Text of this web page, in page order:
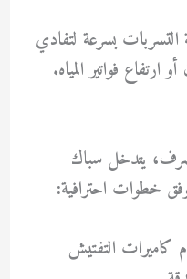
بسرعة لتفادي
ارتفاع فواتير المياه.
يتدخل سباك
خطوات احترافية:
كاميرات التفتيش